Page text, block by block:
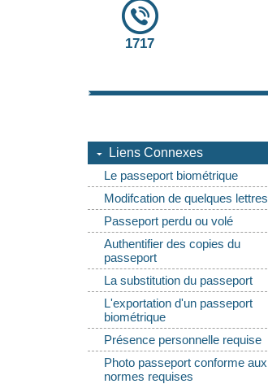
1717
Liens Connexes
Le passeport biométrique
Modifcation de quelques lettres
Passeport perdu ou volé
Authentifier des copies du
passeport
La substitution du passeport
L'exportation d'un passeport
biométrique
Présence personnelle requise
Photo passeport conforme aux
normes requises